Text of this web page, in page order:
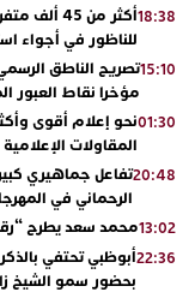
18:38
أكثر من
للناظور في أجواء
15:10تصريح الناطق
مؤخرا نقاط العبور
01:30نحو إعلام أقوى
المقاولات
20:48تفاعل جماهيري
الرحماني في
13:02محمد سعد يطرح
22:36أبوظبي تحتفي
بحضور سمو الشيخ